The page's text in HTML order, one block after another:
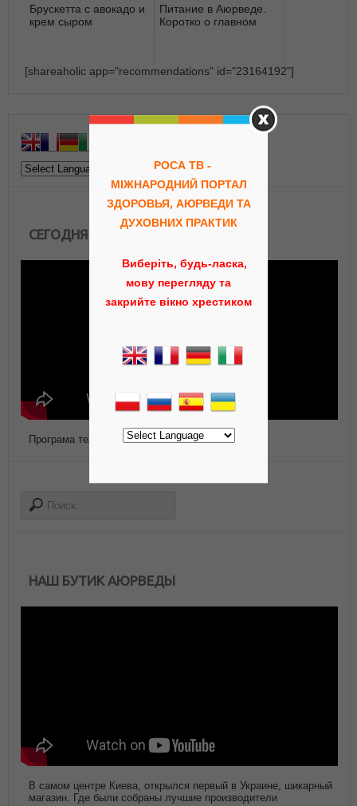
Брускетта с авокадо и
крем сыром
Питание в Аюрведе.
Коротко о главном
[shareaholic app="recommendations" id="23164192"]
СЕГОДНЯ В ЭФИРЕ
Програма телепередач Роса ТВ
НАШ БУТИК АЮРВЕДЫ
В самом центре Киева, открылся первый в Украине, шикарный
магазин. Где были собраны лучшие производители
РОСА ТВ -
МІЖНАРОДНИЙ ПОРТАЛ
ЗДОРОВЬЯ, АЮРВЕДИ ТА
ДУХОВНИХ ПРАКТИК
Виберіть, будь-ласка,
мову перегляду та
закрийте вікно хрестиком